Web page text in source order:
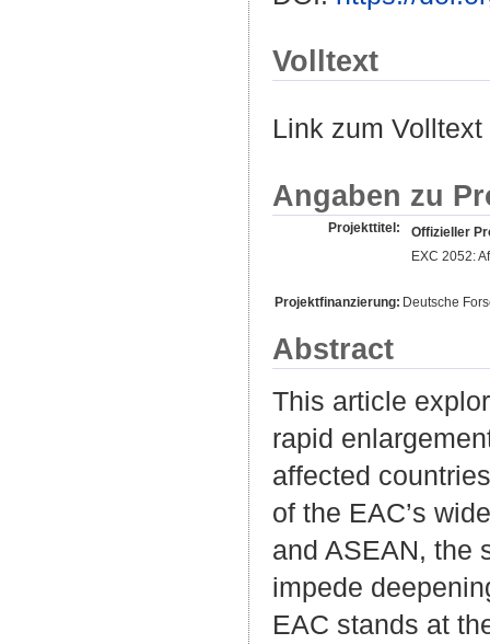
Volltext
Link zum
Angaben zu
Projekttitel:
Offizieller
EXC 2052:
Projektfinanzierung: Deutsche
Abstract
This article
rapid
affected
of the EAC’s
and ASEAN, the
impede
EAC stands at